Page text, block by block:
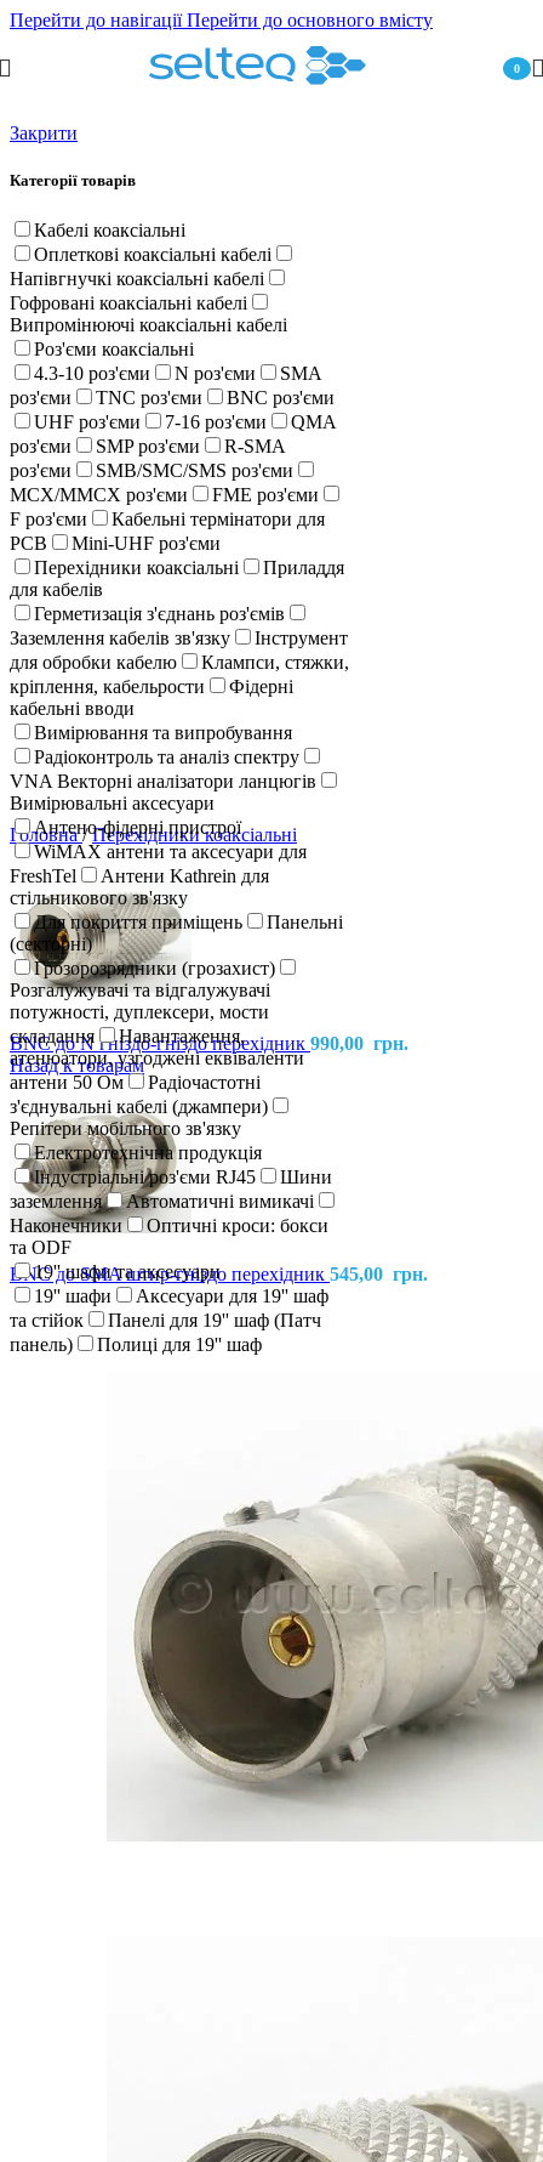
Перейти до навігаціїПерейти до основного вмісту
0
Закрити
Категорії товарів
Кабелі коаксіальні
Оплеткові коаксіальні кабелі
Напівгнучкі коаксіальні кабелі
Гофровані коаксіальні кабелі
Випромінюючі коаксіальні кабелі
Роз'єми коаксіальні
4.3-10 роз'єми
N роз'єми
SMA
роз'єми
TNC роз'єми
BNC роз'єми
UHF роз'єми
7-16 роз'єми
QMA
роз'єми
SMP роз'єми
R-SMA
роз'єми
SMB/SMC/SMS роз'єми
MCX/MMCX роз'єми
FME роз'єми
F роз'єми
Кабельні термінатори для
PCB
Mini-UHF роз'єми
Перехідники коаксіальні
Приладдя
для кабелів
Герметизація з'єднань роз'ємів
Заземлення кабелів зв'язку
Інструмент
для обробки кабелю
Клампси, стяжки,
кріплення, кабельрости
Фідерні
кабельні вводи
Вимірювання та випробування
Радіоконтроль та аналіз спектру
VNA Векторні аналізатори ланцюгів
Вимірювальні аксесуари
Антено-фідерні пристрої
WiMAX антени та аксесуари для
FreshTel
Антени Kathrein для
стільникового зв'язку
Для покриття приміщень
Панельні
(секторні)
Грозорозрядники (грозахист)
Розгалужувачі та відгалужувачі
потужності, дуплексери, мости
складання
Навантаження,
атенюатори, узгоджені еквіваленти
антени 50 Ом
Радіочастотні
з'єднувальні кабелі (джампери)
Репітери мобільного зв'язку
Електротехнічна продукція
Індустріальні роз'єми RJ45
Шини
заземлення
Автоматичні вимикачі
Наконечники
Оптичні кроси: бокси
та ODF
19'' шафи та аксесуари
19'' шафи
Аксесуари для 19'' шаф
та стійок
Панелі для 19'' шаф (Патч
панель)
Полиці для 19'' шаф
Головна/ Перехідники коаксіальні
BNC до N гніздо-гніздо перехідник 990,00 грн.
Назад к товарам
BNC до SMA штир-гніздо перехідник 545,00 грн.